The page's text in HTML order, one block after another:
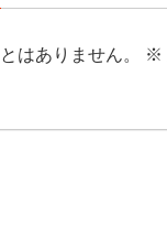
はありません。 ※